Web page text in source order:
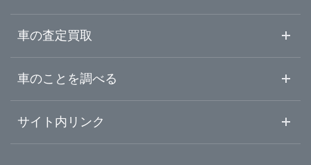
ガリバー黒部店
山梨県
長野県
岐阜県
中古車情報・中古車検索
初めての中古車購入ガイド
車の査定買取
車査定・車買取ならガリバー
ガリバーの査定が選ばれる理由
車のことを調べる
車初心者まとめ
サイト内リンク